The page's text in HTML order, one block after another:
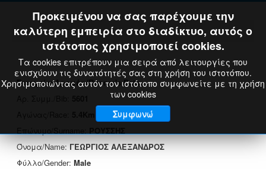
Στοιχεία Δρομέα/Runner's Data
Όνομα/Name:ΓΕΩΡΓΙΟΣ ΑΛΕΞΑΝΔΡΟΣ
Φύλλο/Gender: Male
Προκειμένου να σας παρέχουμε την
καλύτερη εμπειρία στο διαδίκτυο, αυτός ο
ιστότοπος χρησιμοποιεί cookies.
Τα cookies επιτρέπουν μια σειρά από λειτουργίες που
ενισχύουν τις δυνατότητές σας στη χρήση του ιστοτόπου.
Χρησιμοποιώντας αυτόν τον ιστότοπο συμφωνείτε με τη χρήση
των cookies
Συμφωνώ